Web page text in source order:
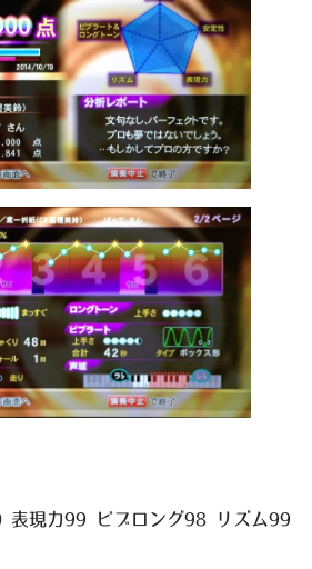
表現力99 ビブロング98 リズム99